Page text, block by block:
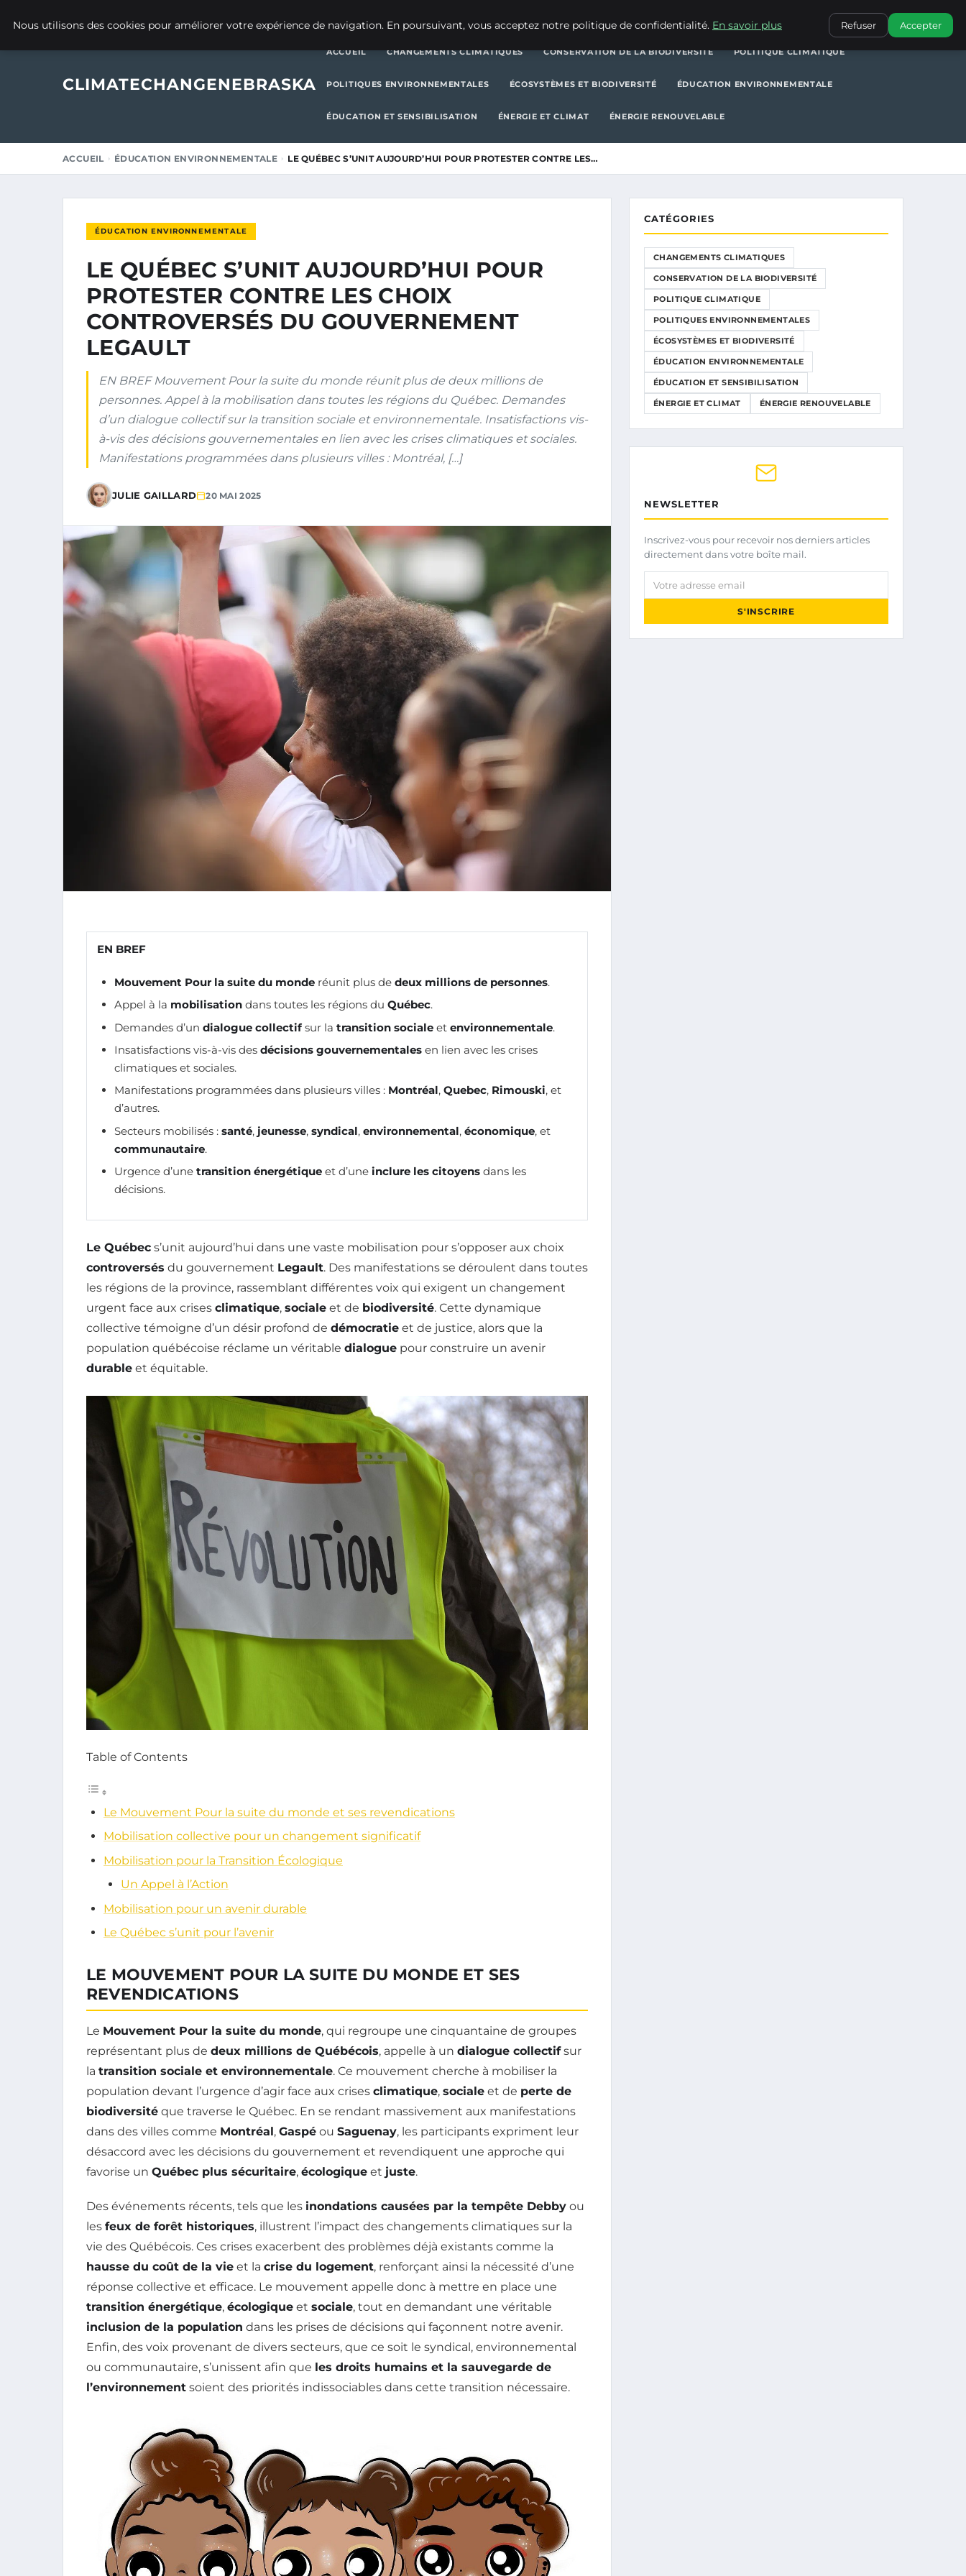
POLITIQUES ENVIRONNEMENTALES
CLIMATECHANGENEBRASKA
ACCUEIL CHANGEMENTS CLIMATIQUES CONSERVATION DE LA BIODIVERSITÉ POLITIQUE CLIMATIQUE
POLITIQUES ENVIRONNEMENTALES ÉCOSYSTÈMES ET BIODIVERSITÉ ÉDUCATION ENVIRONNEMENTALE
ÉDUCATION ET SENSIBILISATION ÉNERGIE ET CLIMAT ÉNERGIE RENOUVELABLE
ACCUEIL ÉDUCATION ENVIRONNEMENTALE LE QUÉBEC S’UNIT AUJOURD’HUI POUR PROTESTER CONTRE LES…
ÉDUCATION ENVIRONNEMENTALE
LE QUÉBEC S’UNIT AUJOURD’HUI POUR
PROTESTER CONTRE LES CHOIX
CONTROVERSÉS DU GOUVERNEMENT
LEGAULT
EN BREF Mouvement Pour la suite du monde réunit plus de deux millions de
personnes. Appel à la mobilisation dans toutes les régions du Québec. Demandes
d’un dialogue collectif sur la transition sociale et environnementale. Insatisfactions vis-
à-vis des décisions gouvernementales en lien avec les crises climatiques et sociales.
Manifestations programmées dans plusieurs villes : Montréal, […]
JULIE GAILLARD 20 MAI 2025
EN BREF
Mouvement Pour la suite du monde réunit plus de deux millions de personnes.
Appel à la mobilisation dans toutes les régions du Québec.
Demandes d’un dialogue collectifsur la transition sociale et environnementale.
Insatisfactions vis-à-vis des décisions gouvernementales en lien avec les crises
climatiques et sociales.
Manifestations programmées dans plusieurs villes : Montréal, Quebec, Rimouski, et
d’autres.
Secteurs mobilisés : santé, jeunesse, syndical, environnemental, économique, et
communautaire.
Urgence d’une transition énergétique et d’une inclure les citoyens dans les
décisions.
Le Québec s’unit aujourd’hui dans une vaste mobilisation pour s’opposer aux choix
controversés du gouvernement Legault. Des manifestations se déroulent dans toutes
les régions de la province, rassemblant différentes voix qui exigent un changement
urgent face aux crises climatique, sociale et de biodiversité. Cette dynamique
collective témoigne d’un désir profond de démocratie et de justice, alors que la
population québécoise réclame un véritable dialogue pour construire un avenir
durable et équitable.
Table of Contents
Le Mouvement Pour la suite du monde et ses revendications
Mobilisation collective pour un changement significatif
Mobilisation pour la Transition Écologique
Un Appel à l’Action
Mobilisation pour un avenir durable
Le Québec s’unit pour l’avenir
LE MOUVEMENT POUR LA SUITE DU MONDE ET SES
REVENDICATIONS
Le Mouvement Pour la suite du monde, qui regroupe une cinquantaine de groupes
représentant plus de deux millions de Québécois, appelle à un dialogue collectifsur
la transition sociale et environnementale. Ce mouvement cherche à mobiliser la
population devant l’urgence d’agir face aux crises climatique, sociale et de perte de
biodiversité que traverse le Québec. En se rendant massivement aux manifestations
dans des villes comme Montréal, Gaspé ou Saguenay, les participants expriment leur
désaccord avec les décisions du gouvernement et revendiquent une approche qui
favorise un Québec plus sécuritaire, écologique et juste.
Des événements récents, tels que les inondations causées par la tempête Debby ou
les feux de forêt historiques, illustrent l’impact des changements climatiques sur la
vie des Québécois. Ces crises exacerbent des problèmes déjà existants comme la
hausse du coût de la vie et la crise du logement, renforçant ainsi la nécessité d’une
réponse collective et efficace. Le mouvement appelle donc à mettre en place une
transition énergétique, écologique et sociale, tout en demandant une véritable
inclusion de la population dans les prises de décisions qui façonnent notre avenir.
Enfin, des voix provenant de divers secteurs, que ce soit le syndical, environnemental
ou communautaire, s’unissent afin que les droits humains et la sauvegarde de
l’environnement soient des priorités indissociables dans cette transition nécessaire.
CATÉGORIES
CHANGEMENTS CLIMATIQUES
CONSERVATION DE LA BIODIVERSITÉ
POLITIQUE CLIMATIQUE
POLITIQUES ENVIRONNEMENTALES
ÉCOSYSTÈMES ET BIODIVERSITÉ
ÉDUCATION ENVIRONNEMENTALE
ÉDUCATION ET SENSIBILISATION
ÉNERGIE ET CLIMAT ÉNERGIE RENOUVELABLE
NEWSLETTER
Inscrivez-vous pour recevoir nos derniers articles
directement dans votre boîte mail.
Votre adresse email
S'INSCRIRE
Nous utilisons des cookies pour améliorer votre expérience de navigation. En poursuivant, vous acceptez notre politique de confidentialité. En savoir plus Refuser Accepter